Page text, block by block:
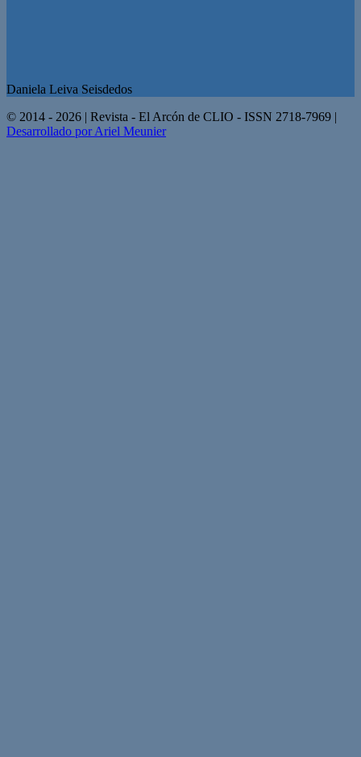
Daniela Leiva Seisdedos
© 2014 - 2026 | Revista - El Arcón de CLIO - ISSN 2718-7969 |
Desarrollado por Ariel Meunier